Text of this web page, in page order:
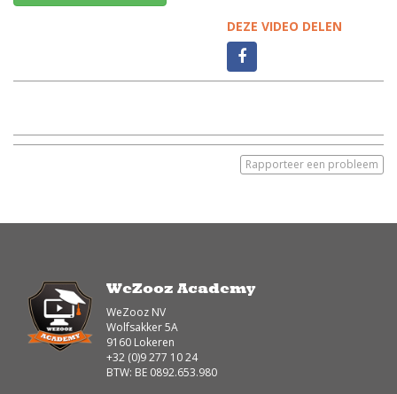
DEZE VIDEO DELEN
Rapporteer een probleem
WeZooz Academy
WeZooz NV
Wolfsakker 5A
9160 Lokeren
+32 (0)9 277 10 24
BTW: BE 0892.653.980